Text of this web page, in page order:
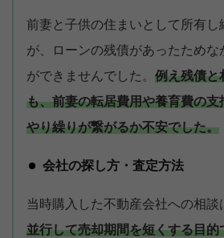
前妻と子供の住まいとして所有し
が、ローンの残債があったためな
ができませんでした。 例え残債と
も、前妻の転居費用や養育費の支
やり繰りが繋がるか不安でした。
会社の探し方・査定方法
当時購入した不動産会社への相談
並行して売却期間を短くする目的